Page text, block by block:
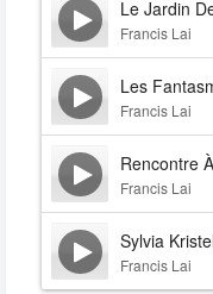
Le Jardin
Francis Lai
Les
Francis Lai
Rencontre
Francis Lai
Sylvia
Francis Lai